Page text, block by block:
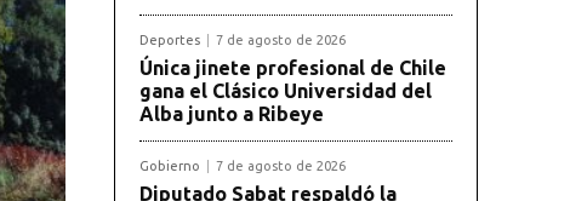
Deportes 7 de agosto de 2026
Única jinete profesional de Chile
gana el Clásico Universidad del
Alba junto a Ribeye
Gobierno 7 de agosto de 2026
Diputado Sabat respaldó la